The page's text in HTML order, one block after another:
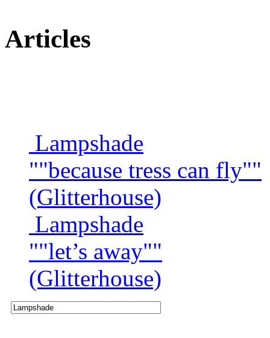
Articles
Lampshade
""because tress can fly""
(Glitterhouse)
Lampshade
""let’s away""
(Glitterhouse)